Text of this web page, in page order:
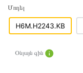
Մոդել
H6M.H2243.KB
Օնլայն գին